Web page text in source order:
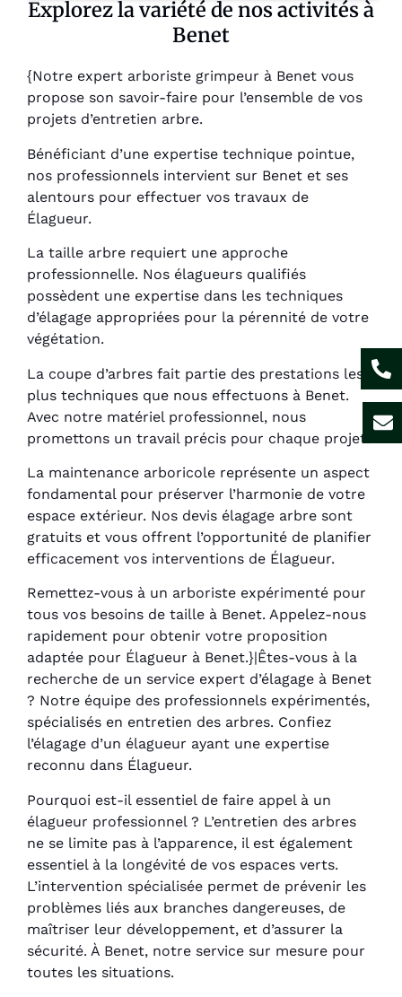
Explorez la variété de nos activités à
Benet
{Notre expert arboriste grimpeur à Benet vous
propose son savoir-faire pour l’ensemble de vos
projets d’entretien arbre.
Bénéficiant d’une expertise technique pointue,
nos professionnels intervient sur Benet et ses
alentours pour effectuer vos travaux de
Élagueur.
La taille arbre requiert une approche
professionnelle. Nos élagueurs qualifiés
possèdent une expertise dans les techniques
d’élagage appropriées pour la pérennité de votre
végétation.
La coupe d’arbres fait partie des prestations les
plus techniques que nous effectuons à Benet.
Avec notre matériel professionnel, nous
promettons un travail précis pour chaque projet.
La maintenance arboricole représente un aspect
fondamental pour préserver l’harmonie de votre
espace extérieur. Nos devis élagage arbre sont
gratuits et vous offrent l’opportunité de planifier
efficacement vos interventions de Élagueur.
Remettez-vous à un arboriste expérimenté pour
tous vos besoins de taille à Benet. Appelez-nous
rapidement pour obtenir votre proposition
adaptée pour Élagueur à Benet.}|Êtes-vous à la
recherche de un service expert d’élagage à Benet
? Notre équipe des professionnels expérimentés,
spécialisés en entretien des arbres. Confiez
l’élagage d’un élagueur ayant une expertise
reconnu dans Élagueur.
Pourquoi est-il essentiel de faire appel à un
élagueur professionnel ? L’entretien des arbres
ne se limite pas à l’apparence, il est également
essentiel à la longévité de vos espaces verts.
L’intervention spécialisée permet de prévenir les
problèmes liés aux branches dangereuses, de
maîtriser leur développement, et d’assurer la
sécurité. À Benet, notre service sur mesure pour
toutes les situations.